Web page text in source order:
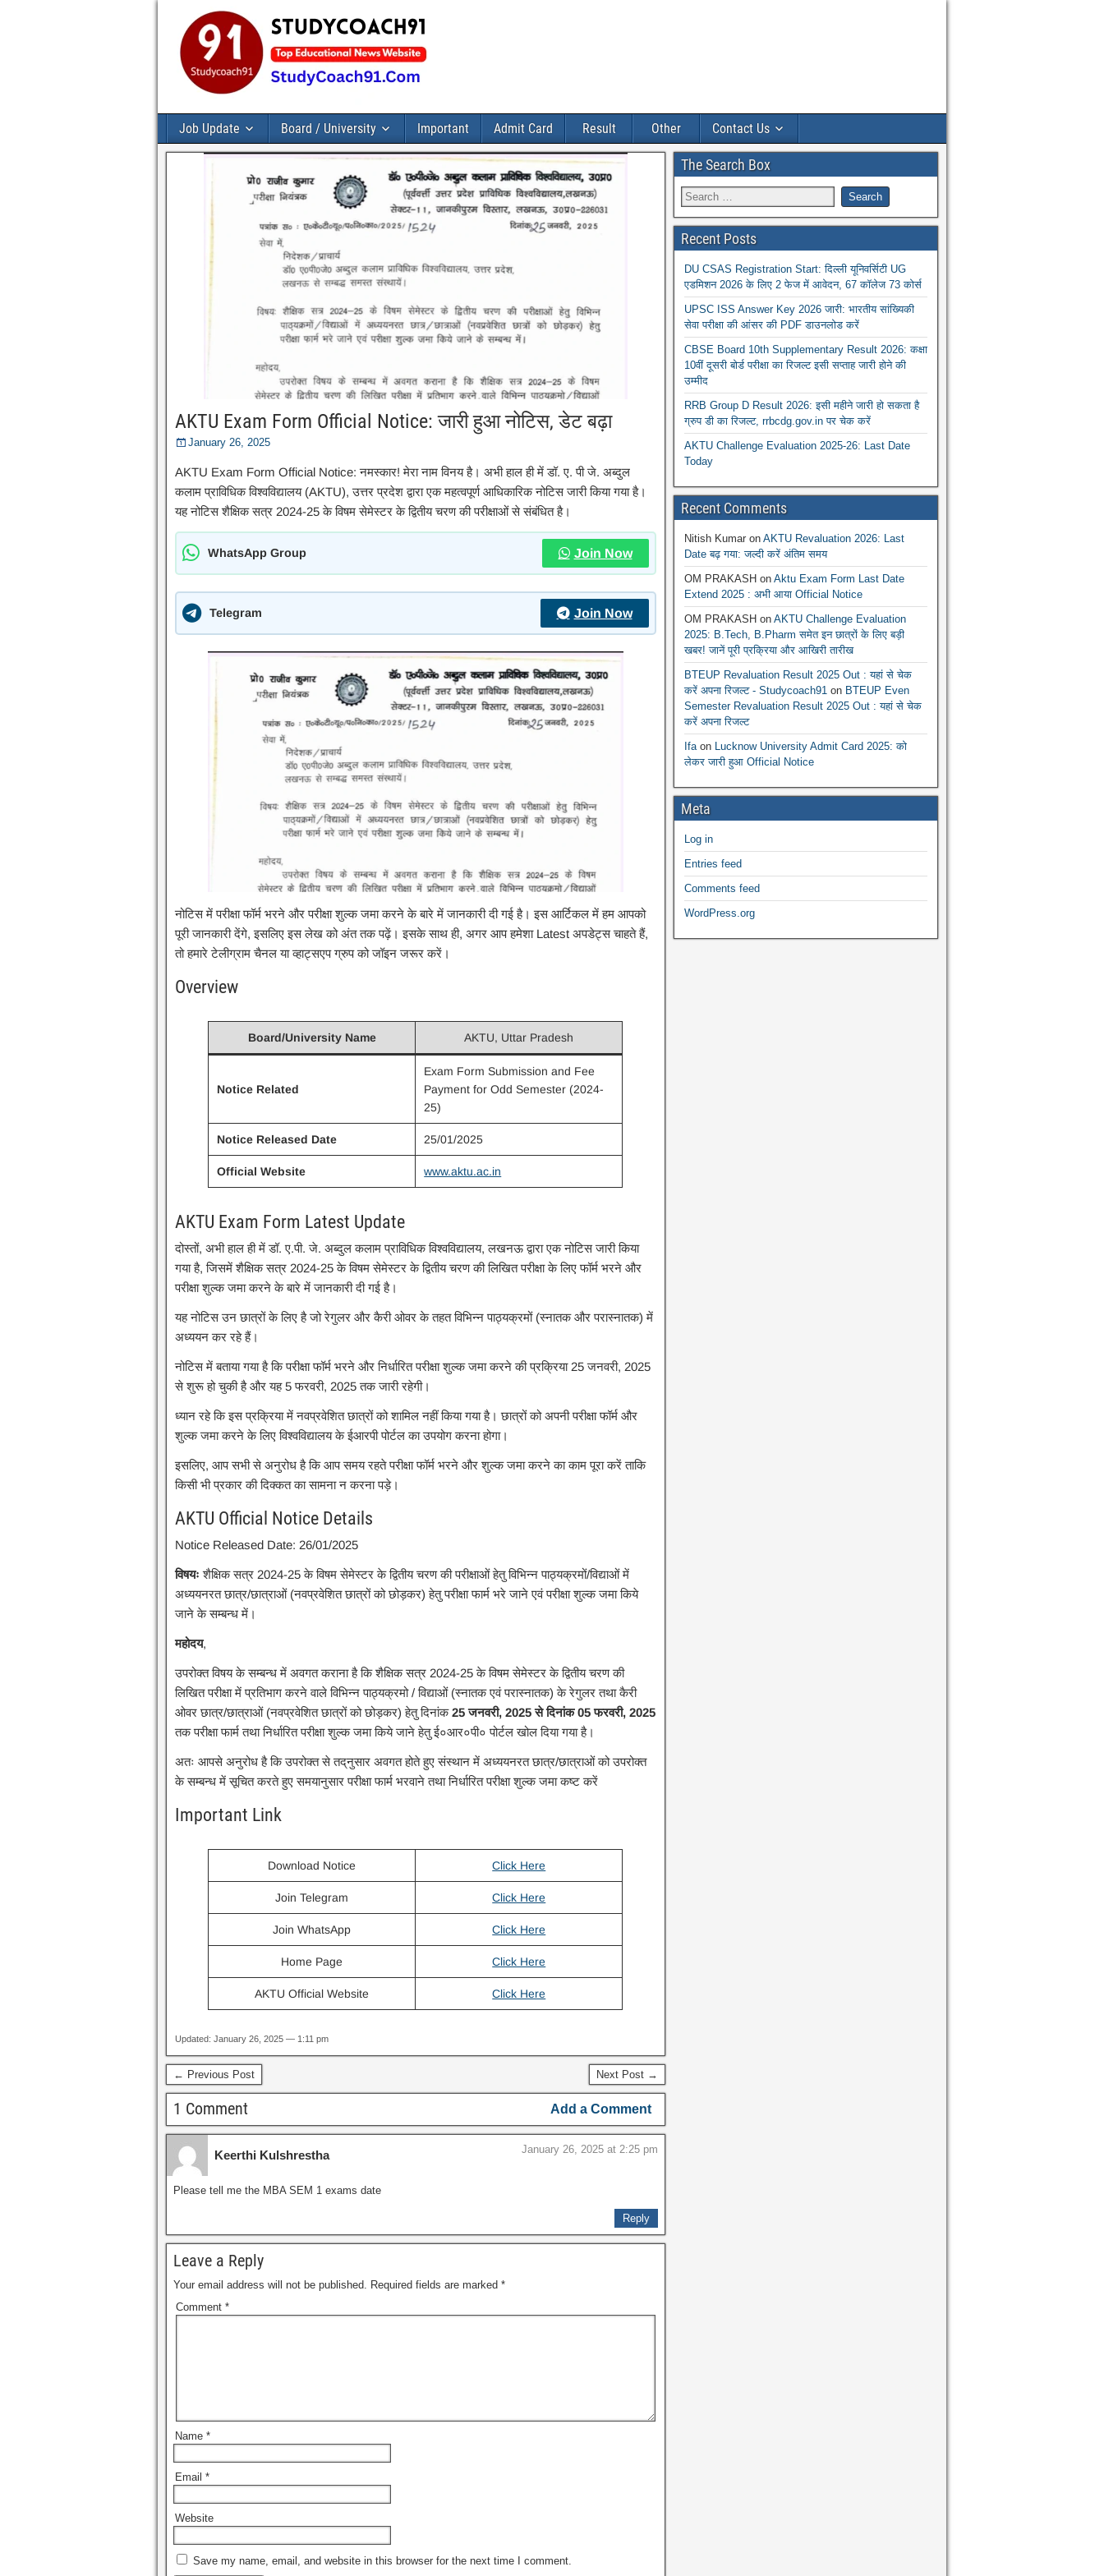
Job Update Board / University Important Admit Card Result Other Contact Us
AKTU Exam Form Official Notice: जारी हुआ नोटिस, डेट बढ़ा
January 26, 2025
AKTU Exam Form Official Notice: नमस्कार! मेरा नाम विनय है। अभी हाल ही में डॉ. ए. पी जे. अब्दुल
कलाम प्राविधिक विश्वविद्यालय (AKTU), उत्तर प्रदेश द्वारा एक महत्वपूर्ण आधिकारिक नोटिस जारी किया गया है।
यह नोटिस शैक्षिक सत्र 2024-25 के विषम सेमेस्टर के द्वितीय चरण की परीक्षाओं से संबंधित है।
WhatsApp Group Join Now
Telegram Join Now
नोटिस में परीक्षा फॉर्म भरने और परीक्षा शुल्क जमा करने के बारे में जानकारी दी गई है। इस आर्टिकल में हम आपको
पूरी जानकारी देंगे, इसलिए इस लेख को अंत तक पढ़ें। इसके साथ ही, अगर आप हमेशा Latest अपडेट्स चाहते हैं,
तो हमारे टेलीग्राम चैनल या व्हाट्सएप ग्रुप को जॉइन जरूर करें।
Overview
Board/University Name AKTU, Uttar Pradesh
Notice Related
Exam Form Submission and Fee
Payment for Odd Semester (2024-
25)
Notice Released Date 25/01/2025
Official Website www.aktu.ac.in
AKTU Exam Form Latest Update
दोस्तों, अभी हाल ही में डॉ. ए.पी. जे. अब्दुल कलाम प्राविधिक विश्वविद्यालय, लखनऊ द्वारा एक नोटिस जारी किया
गया है, जिसमें शैक्षिक सत्र 2024-25 के विषम सेमेस्टर के द्वितीय चरण की लिखित परीक्षा के लिए फॉर्म भरने और
परीक्षा शुल्क जमा करने के बारे में जानकारी दी गई है।
यह नोटिस उन छात्रों के लिए है जो रेगुलर और कैरी ओवर के तहत विभिन्न पाठ्यक्रमों (स्नातक और परास्नातक) में
अध्ययन कर रहे हैं।
नोटिस में बताया गया है कि परीक्षा फॉर्म भरने और निर्धारित परीक्षा शुल्क जमा करने की प्रक्रिया 25 जनवरी, 2025
से शुरू हो चुकी है और यह 5 फरवरी, 2025 तक जारी रहेगी।
ध्यान रहे कि इस प्रक्रिया में नवप्रवेशित छात्रों को शामिल नहीं किया गया है। छात्रों को अपनी परीक्षा फॉर्म और
शुल्क जमा करने के लिए विश्वविद्यालय के ईआरपी पोर्टल का उपयोग करना होगा।
इसलिए, आप सभी से अनुरोध है कि आप समय रहते परीक्षा फॉर्म भरने और शुल्क जमा करने का काम पूरा करें ताकि
किसी भी प्रकार की दिक्कत का सामना न करना पड़े।
AKTU Official Notice Details
Notice Released Date: 26/01/2025
विषयः शैक्षिक सत्र 2024-25 के विषम सेमेस्टर के द्वितीय चरण की परीक्षाओं हेतु विभिन्न पाठ्यक्रमों/विद्याओं में
अध्ययनरत छात्र/छात्राओं (नवप्रवेशित छात्रों को छोड़कर) हेतु परीक्षा फार्म भरे जाने एवं परीक्षा शुल्क जमा किये
जाने के सम्बन्ध में।
महोदय,
उपरोक्त विषय के सम्बन्ध में अवगत कराना है कि शैक्षिक सत्र 2024-25 के विषम सेमेस्टर के द्वितीय चरण की
लिखित परीक्षा में प्रतिभाग करने वाले विभिन्न पाठ्यक्रमो / विद्याओं (स्नातक एवं परास्नातक) के रेगुलर तथा कैरी
ओवर छात्र/छात्राओं (नवप्रवेशित छात्रों को छोड़कर) हेतु दिनांक25 जनवरी, 2025 से दिनांक 05 फरवरी, 2025
तक परीक्षा फार्म तथा निर्धारित परीक्षा शुल्क जमा किये जाने हेतु ई०आर०पी० पोर्टल खोल दिया गया है।
अतः आपसे अनुरोध है कि उपरोक्त से तद्‌नुसार अवगत होते हुए संस्थान में अध्ययनरत छात्र/छात्राओं को उपरोक्त
के सम्बन्ध में सूचित करते हुए समयानुसार परीक्षा फार्म भरवाने तथा निर्धारित परीक्षा शुल्क जमा कष्ट करें
Important Link
Download Notice Click Here
Join Telegram Click Here
Join WhatsApp Click Here
Home Page Click Here
AKTU Official Website Click Here
Updated: January 26, 2025 — 1:11 pm
← Previous Post Next Post →
1 Comment Add a Comment
Keerthi Kulshrestha January 26, 2025 at 2:25 pm
Please tell me the MBA SEM 1 exams date
Reply
Leave a Reply
Your email address will not be published. Required fields are marked *
Comment *
Name *
Email *
Website
Save my name, email, and website in this browser for the next time I comment.
The Search Box
Recent Posts
DU CSAS Registration Start: दिल्ली यूनिवर्सिटी UG
एडमिशन 2026 के लिए 2 फेज में आवेदन, 67 कॉलेज 73 कोर्स
UPSC ISS Answer Key 2026 जारी: भारतीय सांख्यिकी
सेवा परीक्षा की आंसर की PDF डाउनलोड करें
CBSE Board 10th Supplementary Result 2026: कक्षा
10वीं दूसरी बोर्ड परीक्षा का रिजल्ट इसी सप्ताह जारी होने की
उम्मीद
RRB Group D Result 2026: इसी महीने जारी हो सकता है
ग्रुप डी का रिजल्ट, rrbcdg.gov.in पर चेक करें
AKTU Challenge Evaluation 2025-26: Last Date
Today
Recent Comments
Nitish Kumaron AKTU Revaluation 2026: Last
Date बढ़ गया: जल्दी करें अंतिम समय
OM PRAKASH on Aktu Exam Form Last Date
Extend 2025 : अभी आया Official Notice
OM PRAKASH on AKTU Challenge Evaluation
2025: B.Tech, B.Pharm समेत इन छात्रों के लिए बड़ी
खबर! जानें पूरी प्रक्रिया और आखिरी तारीख
BTEUP Revaluation Result 2025 Out : यहां से चेक
करें अपना रिजल्ट - Studycoach91on BTEUP Even
Semester Revaluation Result 2025 Out : यहां से चेक
करें अपना रिजल्ट
Ifaon Lucknow University Admit Card 2025: को
लेकर जारी हुआ Official Notice
Meta
Log in
Entries feed
Comments feed
WordPress.org